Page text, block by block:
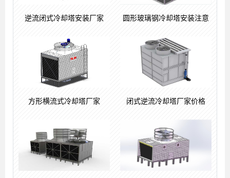
逆流闭式冷却塔安装厂家 圆形玻璃钢冷却塔安装注意
方形横流式冷却塔厂家 闭式逆流冷却塔厂家价格